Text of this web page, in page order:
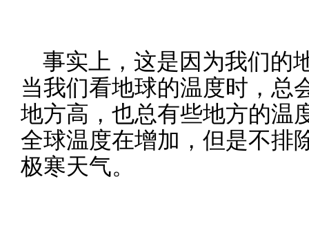
事实上，这是因为我们的
当我们看地球的温度时，总
地方高，也总有些地方的温
全球温度在增加，但是不排
极寒天气。